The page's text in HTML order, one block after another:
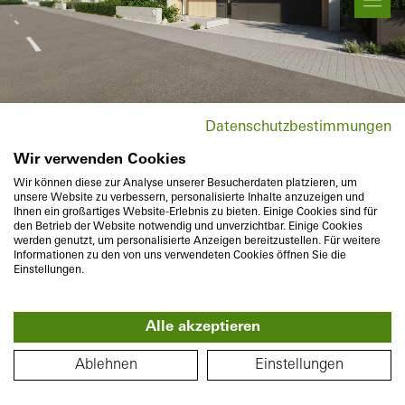
PLANLÖSNING
Rörelse & zoom
Produktinformation
Platsbyte
Datenschutzbestimmungen
Wir verwenden Cookies
Wir können diese zur Analyse unserer Besucherdaten platzieren, um
unsere Website zu verbessern, personalisierte Inhalte anzuzeigen und
Ihnen ein großartiges Website-Erlebnis zu bieten. Einige Cookies sind für
den Betrieb der Website notwendig und unverzichtbar. Einige Cookies
werden genutzt, um personalisierte Anzeigen bereitzustellen. Für weitere
Informationen zu den von uns verwendeten Cookies öffnen Sie die
Einstellungen.
Alle akzeptieren
Ablehnen Einstellungen